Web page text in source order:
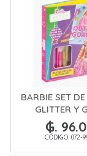
BARBIE SET
GLITTER Y
₲.
CÓDIGO: 072-